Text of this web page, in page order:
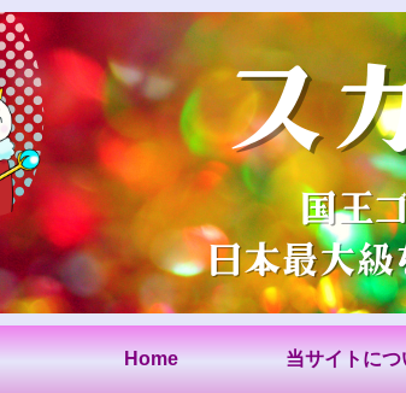
Home 当サイトにつ